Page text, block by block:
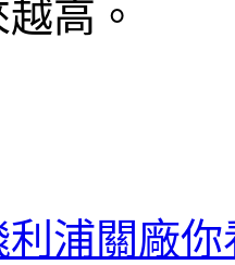
高。
浦關廠你